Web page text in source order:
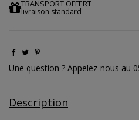
TRANSPORT OFFERT
livraison standard
Une question ? Appelez-nous au
Description